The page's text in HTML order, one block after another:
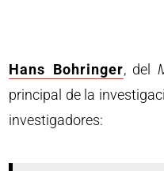
Hans Bohringer, del
principal de la
investigadores: